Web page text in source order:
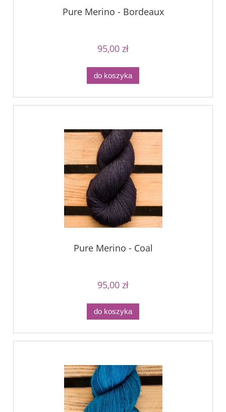
Pure Merino - Bordeaux
95,00 zł
do koszyka
Pure Merino - Coal
95,00 zł
do koszyka